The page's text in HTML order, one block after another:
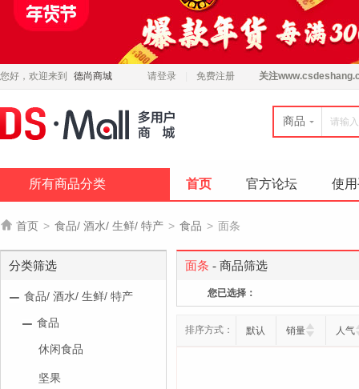
您好，欢迎来到 德尚商城 请登录 免费注册 关注
商品
所有商品分类 首页 官方论坛 使
 首页 > 食品/ 酒水/ 生鲜/ 特产 > 食品 > 面条
分类筛选
食品/ 酒水/ 生鲜/ 特产
食品
休闲食品
坚果
面条 - 商品筛选
您已选择：
排序方式： 默认 销量 人气